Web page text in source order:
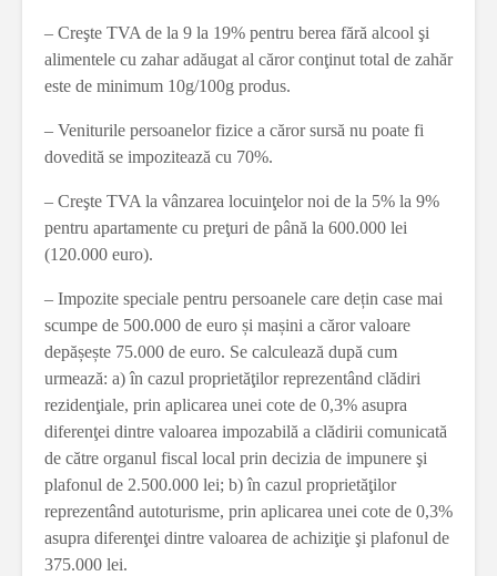
– Creşte TVA de la 9 la 19% pentru berea fără alcool şi
alimentele cu zahar adăugat al căror conţinut total de zahăr
este de minimum 10g/100g produs.
– Veniturile persoanelor fizice a căror sursă nu poate fi
dovedită se impozitează cu 70%.
– Creşte TVA la vânzarea locuinţelor noi de la 5% la 9%
pentru apartamente cu preţuri de până la 600.000 lei
(120.000 euro).
– Impozite speciale pentru persoanele care dețin case mai
scumpe de 500.000 de euro și mașini a căror valoare
depășește 75.000 de euro. Se calculează după cum
urmează: a) în cazul proprietăţilor reprezentând clădiri
rezidenţiale, prin aplicarea unei cote de 0,3% asupra
diferenţei dintre valoarea impozabilă a clădirii comunicată
de către organul fiscal local prin decizia de impunere şi
plafonul de 2.500.000 lei; b) în cazul proprietăţilor
reprezentând autoturisme, prin aplicarea unei cote de 0,3%
asupra diferenţei dintre valoarea de achiziţie şi plafonul de
375.000 lei.